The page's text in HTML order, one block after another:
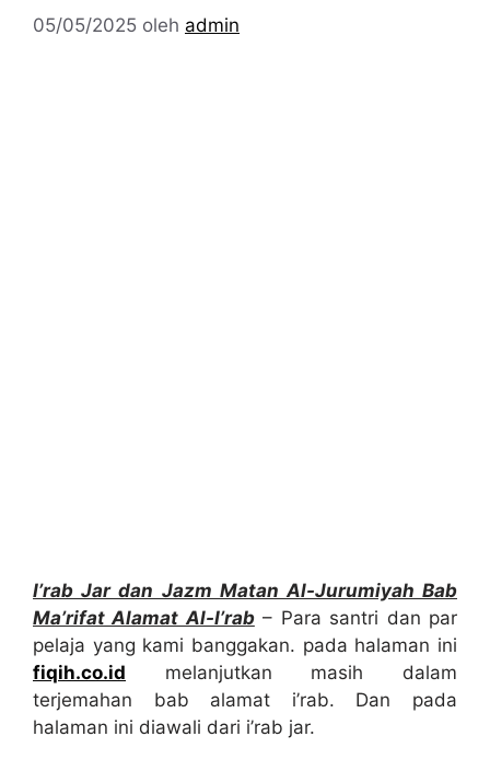
05/05/2025 oleh admin
I’rab Jar dan Jazm Matan Al-Jurumiyah Bab
Ma’rifat Alamat Al-I’rab– Para santri dan par
pelaja yang kami banggakan. pada halaman ini
fiqih.co.id melanjutkan masih dalam
terjemahan bab alamat i’rab. Dan pada
halaman ini diawali dari i’rab jar.